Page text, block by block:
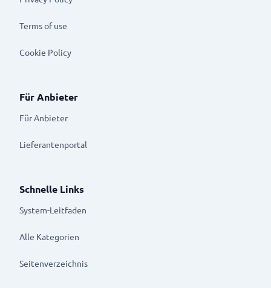
Terms of use
Cookie Policy
Für Anbieter
Für Anbieter
Lieferantenportal
Schnelle Links
System-Leitfaden
Alle Kategorien
Seitenverzeichnis